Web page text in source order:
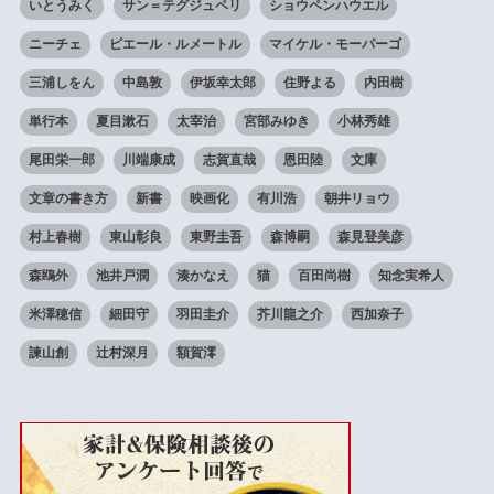
いとうみく サン＝テグジュペリ ショウペンハウエル
ニーチェ ピエール・ルメートル マイケル・モーパーゴ
三浦しをん 中島敦 伊坂幸太郎 住野よる 内田樹
単行本 夏目漱石 太宰治 宮部みゆき 小林秀雄
尾田栄一郎 川端康成 志賀直哉 恩田陸 文庫
文章の書き方 新書 映画化 有川浩 朝井リョウ
村上春樹 東山彰良 東野圭吾 森博嗣 森見登美彦
森鴎外 池井戸潤 湊かなえ 猫 百田尚樹 知念実希人
米澤穂信 細田守 羽田圭介 芥川龍之介 西加奈子
諫山創 辻村深月 額賀澪